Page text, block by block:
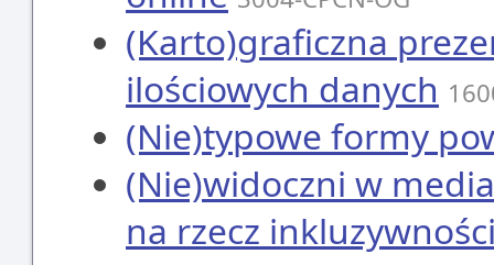
(Karto)graficzna
ilościowych danych
(Nie)typowe formy
(Nie)widoczni w
na rzecz